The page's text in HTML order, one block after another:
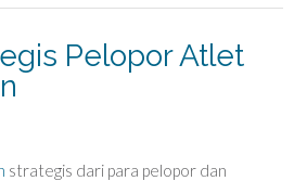
Pelopor Atlet
strategis dari para pelopor dan